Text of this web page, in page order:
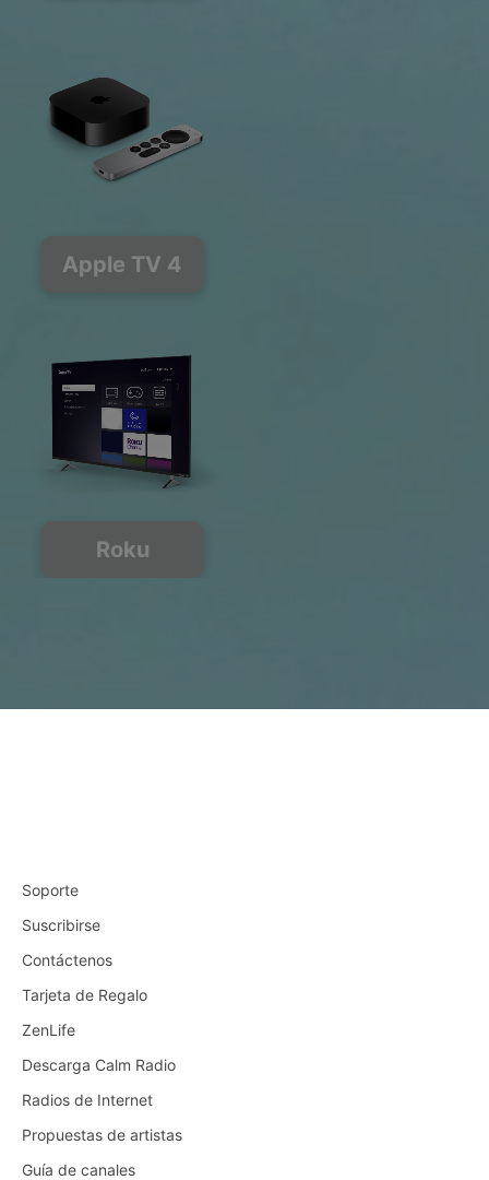
Apple TV 4
Roku
Soporte
Suscribirse
Contáctenos
Tarjeta de Regalo
ZenLife
Descarga Calm Radio
Radios de Internet
Propuestas de artistas
Guía de canales